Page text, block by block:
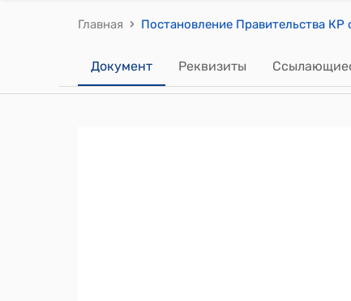
Главная ›
Документ Реквизиты